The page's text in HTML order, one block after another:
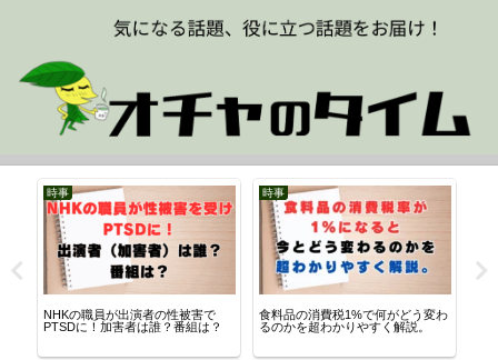
時事
NHKの職員が出演者の性被害で
PTSDに！加害者は誰？番組は？
時事
食料品の消費税1%で何がどう変わ
るのかを超わかりやすく解説。